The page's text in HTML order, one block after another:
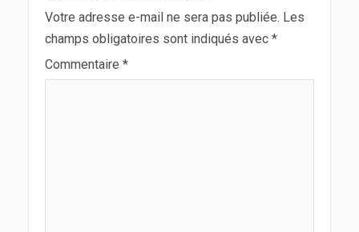
Votre adresse e-mail ne sera pas publiée. Les
champs obligatoires sont indiqués avec *
Commentaire *